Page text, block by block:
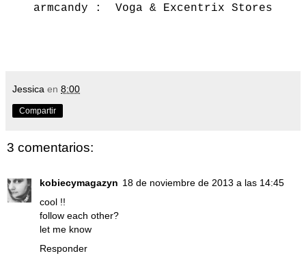
armcandy : Voga & Excentrix Stores
Jessica en 8:00
Compartir
3 comentarios:
kobiecymagazyn 18 de noviembre de 2013 a las 14:45
cool !!
follow each other?
let me know
Responder